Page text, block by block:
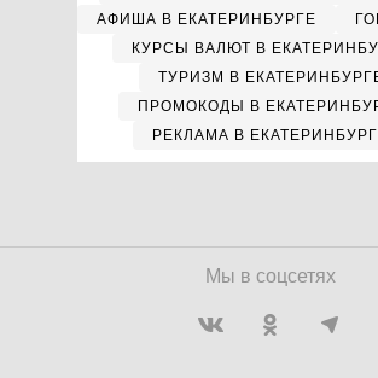
АФИША В ЕКАТЕРИНБУРГЕ
КУРСЫ ВАЛЮТ В
ТУРИЗМ В
ПРОМОКОДЫ В
РЕКЛАМА В
Мы в соцсетях